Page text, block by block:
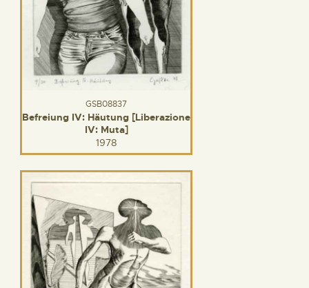
GSB08837
Befreiung IV: Häutung [Liberazione
IV: Muta]
1978